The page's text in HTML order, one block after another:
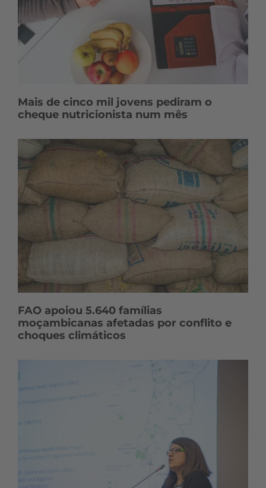
Mais de cinco mil jovens pediram o
cheque nutricionista num mês
FAO apoiou 5.640 famílias
moçambicanas afetadas por conflito e
choques climáticos